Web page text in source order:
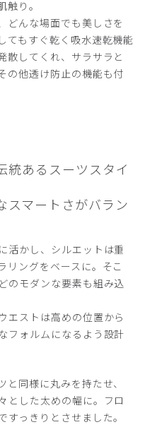
2025-10-25
重:81-85kg
大満足です。
2025-05-11
衣
た。
ージージャケット/
り。
どんな場面でも美しさを
てもすぐ乾く吸水速乾機能
散してくれ、サラサラと
の他透け防止の機能も付
統あるスーツスタイ
スマートさがバラン
活かし、シルエットは重
リングをベースに。そこ
のモダンな要素も組み込
エストは高めの位置から
フォルムになるよう設計
同様に丸みを持たせ、
とした太めの幅に。フロ
っきりとさせました。